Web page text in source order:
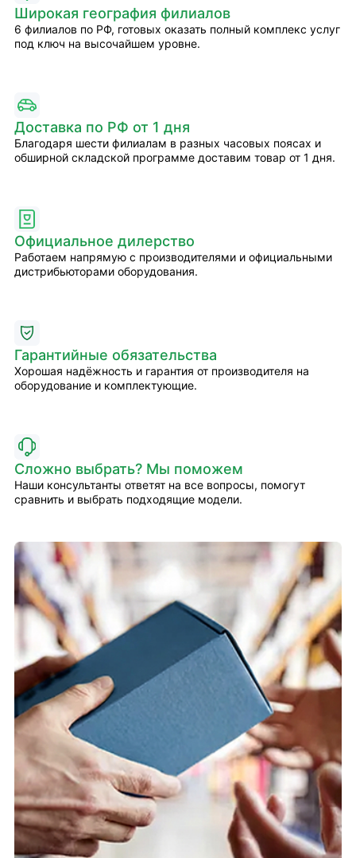
Широкая география филиалов
6 филиалов по РФ, готовых оказать полный комплекс услуг
под ключ на высочайшем уровне.
Доставка по РФ от 1 дня
Благодаря шести филиалам в разных часовых поясах и
обширной складской программе доставим товар от 1 дня.
Официальное дилерство
Работаем напрямую с производителями и официальными
дистрибьюторами оборудования.
Гарантийные обязательства
Хорошая надёжность и гарантия от производителя на
оборудование и комплектующие.
Сложно выбрать? Мы поможем
Наши консультанты ответят на все вопросы, помогут
сравнить и выбрать подходящие модели.